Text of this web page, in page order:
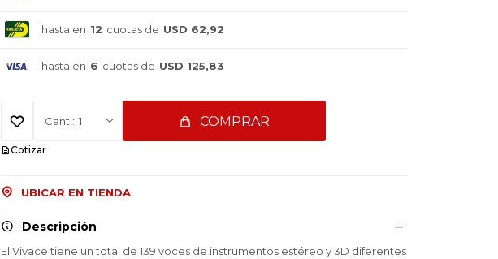
hasta en 12 cuotas de USD 62,92
hasta en 6 cuotas de USD 125,83
1 COMPRAR
Cotizar
UBICAR EN TIENDA
Descripción
El Vivace tiene un total de 139 voces de instrumentos estéreo y 3D diferentes